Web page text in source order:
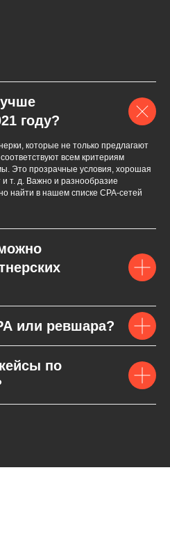
году?
которые не только предлагают
всем критериям
Это прозрачные условия, хорошая
т. д. Важно и разнообразие
найти в нашем списке СPA-сетей
или ревшара?
по